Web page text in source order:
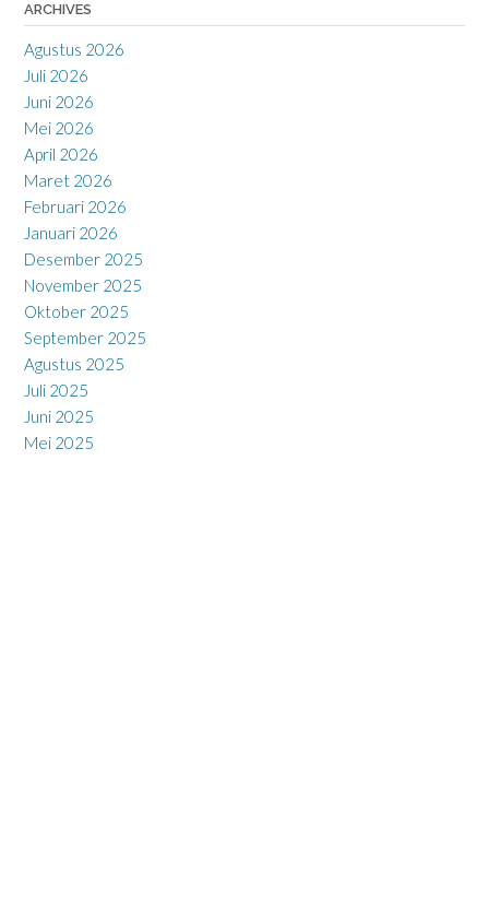
ARCHIVES
Agustus 2026
Juli 2026
Juni 2026
Mei 2026
April 2026
Maret 2026
Februari 2026
Januari 2026
Desember 2025
November 2025
Oktober 2025
September 2025
Agustus 2025
Juli 2025
Juni 2025
Mei 2025